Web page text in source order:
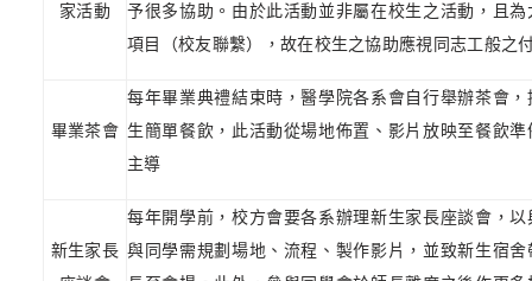
家活動
予很多協助。由於此活動並非屬在校生之活動，且
項目（校友聯繫），故在校生之協助應視同志工般之
畢業茶會
每年畢業典禮結束時，醫學院各系會自行舉辦茶會
生簡單餐飲，此活動從場地佈置、影片放映至餐飲
主導
新生家長
每年開學前，校方會要各系辦理新生家長座談會，
與同學需規劃場地、流程、製作影片，並致新生宿